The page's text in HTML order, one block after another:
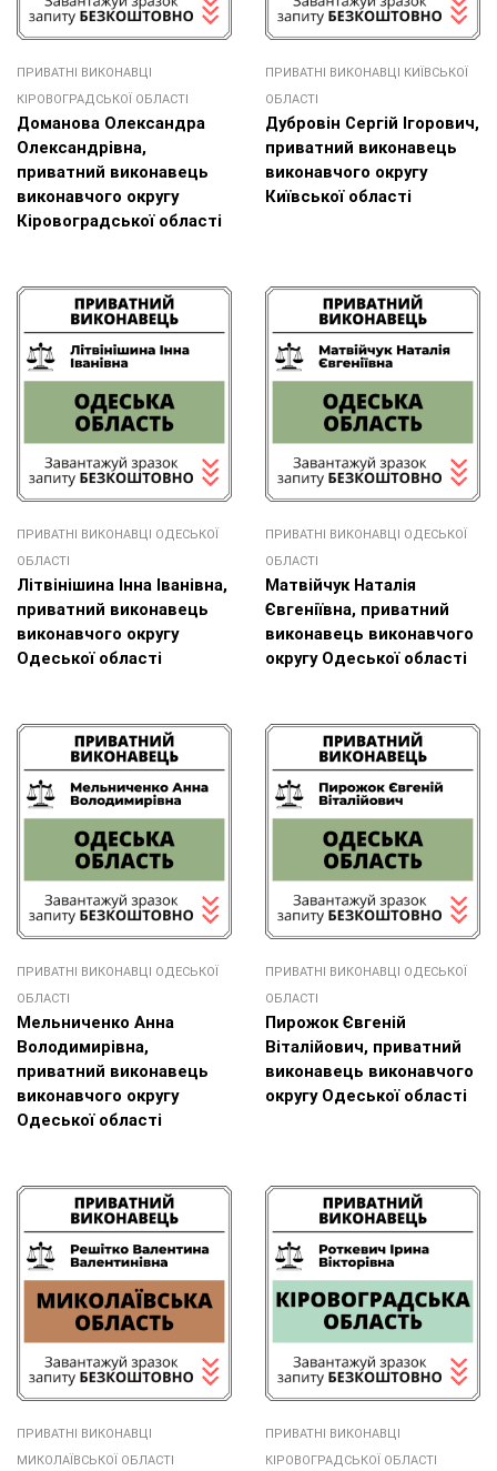
ПРИВАТНІ ВИКОНАВЦІ
КІРОВОГРАДСЬКОЇ ОБЛАСТІ
Доманова Олександра
Олександрівна,
приватний виконавець
виконавчого округу
Кіровоградської області
ПРИВАТНІ ВИКОНАВЦІ КИЇВСЬКОЇ
ОБЛАСТІ
Дубровін Сергій Ігорович,
приватний виконавець
виконавчого округу
Київської області
ПРИВАТНІ ВИКОНАВЦІ ОДЕСЬКОЇ
ОБЛАСТІ
Літвінішина Інна Іванівна,
приватний виконавець
виконавчого округу
Одеської області
ПРИВАТНІ ВИКОНАВЦІ ОДЕСЬКОЇ
ОБЛАСТІ
Матвійчук Наталія
Євгеніївна, приватний
виконавець виконавчого
округу Одеської області
ПРИВАТНІ ВИКОНАВЦІ ОДЕСЬКОЇ
ОБЛАСТІ
Мельниченко Анна
Володимирівна,
приватний виконавець
виконавчого округу
Одеської області
ПРИВАТНІ ВИКОНАВЦІ ОДЕСЬКОЇ
ОБЛАСТІ
Пирожок Євгеній
Віталійович, приватний
виконавець виконавчого
округу Одеської області
ПРИВАТНІ ВИКОНАВЦІ
МИКОЛАЇВСЬКОЇ ОБЛАСТІ
ПРИВАТНІ ВИКОНАВЦІ
КІРОВОГРАДСЬКОЇ ОБЛАСТІ